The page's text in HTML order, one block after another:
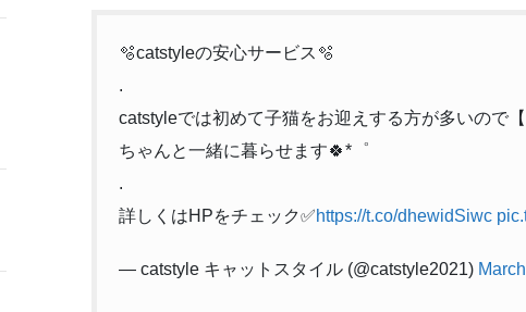
🫧catstyleの安心サービス🫧
.
catstyleでは初めて子猫をお迎えする方が多いので
ちゃんと一緒に暮らせます🍀*゜
.
詳しくはHPをチェック✅https://t.co/dhewidSiwc
— catstyle キャットスタイル (@catstyle2021)